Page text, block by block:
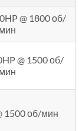
@ 1800 об/
мин
@ 1500 об/
мин
1500 об/мин